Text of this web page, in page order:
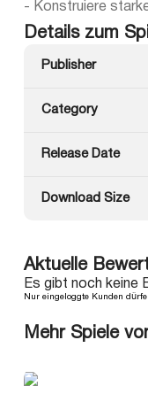
- Konstruiere
Details zum
Publisher
Category
Release Date
Download Size
Aktuelle
Es gibt noch keine
Nur eingeloggte Kunden
Mehr Spiele